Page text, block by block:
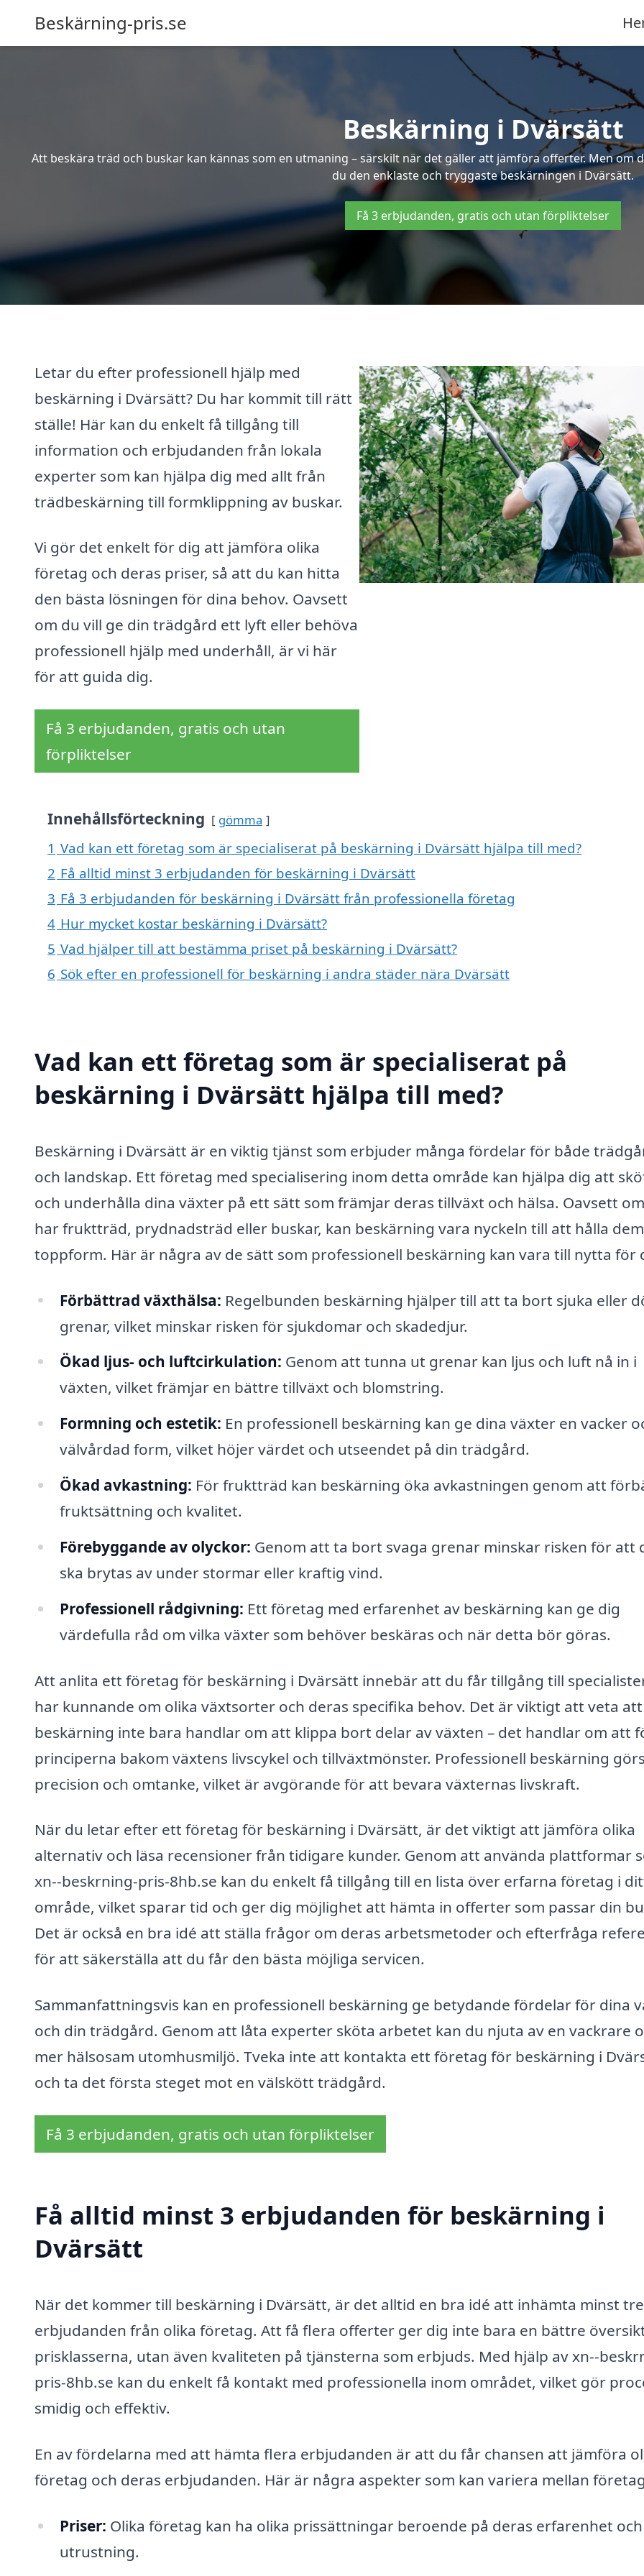
Beskärning-pris.se
Beskärning i Dvärsätt
Att beskära träd och buskar kan kännas som en utmaning – särskilt när det gäller att jämföra offerter. Men
du den enklaste och tryggaste beskärningen i Dvärsätt.
Få 3 erbjudanden, gratis och utan förpliktelser
Letar du efter professionell hjälp med
beskärning i Dvärsätt? Du har kommit till rätt
ställe! Här kan du enkelt få tillgång till
information och erbjudanden från lokala
experter som kan hjälpa dig med allt från
trädbeskärning till formklippning av buskar.
Vi gör det enkelt för dig att jämföra olika
företag och deras priser, så att du kan hitta
den bästa lösningen för dina behov. Oavsett
om du vill ge din trädgård ett lyft eller behöva
professionell hjälp med underhåll, är vi här
för att guida dig.
Få 3 erbjudanden, gratis och utan
förpliktelser
Innehållsförteckning gömma
1 Vad kan ett företag som är specialiserat på beskärning i Dvärsätt hjälpa till med?
2 Få alltid minst 3 erbjudanden för beskärning i Dvärsätt
3 Få 3 erbjudanden för beskärning i Dvärsätt från professionella företag
4 Hur mycket kostar beskärning i Dvärsätt?
5 Vad hjälper till att bestämma priset på beskärning i Dvärsätt?
6 Sök efter en professionell för beskärning i andra städer nära Dvärsätt
Vad kan ett företag som är specialiserat på
beskärning i Dvärsätt hjälpa till med?
Beskärning i Dvärsätt är en viktig tjänst som erbjuder många fördelar för både
och landskap. Ett företag med specialisering inom detta område kan hjälpa dig att
och underhålla dina växter på ett sätt som främjar deras tillväxt och hälsa. Oavsett
har fruktträd, prydnadsträd eller buskar, kan beskärning vara nyckeln till att hålla
toppform. Här är några av de sätt som professionell beskärning kan vara till nytta för
Förbättrad växthälsa: Regelbunden beskärning hjälper till att ta bort sjuka eller
grenar, vilket minskar risken för sjukdomar och skadedjur.
Ökad ljus- och luftcirkulation: Genom att tunna ut grenar kan ljus och luft nå in i
växten, vilket främjar en bättre tillväxt och blomstring.
Formning och estetik: En professionell beskärning kan ge dina växter en vacker
välvårdad form, vilket höjer värdet och utseendet på din trädgård.
Ökad avkastning: För fruktträd kan beskärning öka avkastningen genom att
fruktsättning och kvalitet.
Förebyggande av olyckor: Genom att ta bort svaga grenar minskar risken för att
ska brytas av under stormar eller kraftig vind.
Professionell rådgivning: Ett företag med erfarenhet av beskärning kan ge dig
värdefulla råd om vilka växter som behöver beskäras och när detta bör göras.
Att anlita ett företag för beskärning i Dvärsätt innebär att du får tillgång till
har kunnande om olika växtsorter och deras specifika behov. Det är viktigt att veta att
beskärning inte bara handlar om att klippa bort delar av växten – det handlar om att
principerna bakom växtens livscykel och tillväxtmönster. Professionell beskärning
precision och omtanke, vilket är avgörande för att bevara växternas livskraft.
När du letar efter ett företag för beskärning i Dvärsätt, är det viktigt att jämföra olika
alternativ och läsa recensioner från tidigare kunder. Genom att använda plattformar
xn--beskrning-pris-8hb.se kan du enkelt få tillgång till en lista över erfarna företag i
område, vilket sparar tid och ger dig möjlighet att hämta in offerter som passar din
Det är också en bra idé att ställa frågor om deras arbetsmetoder och efterfråga
för att säkerställa att du får den bästa möjliga servicen.
Sammanfattningsvis kan en professionell beskärning ge betydande fördelar för dina
och din trädgård. Genom att låta experter sköta arbetet kan du njuta av en vackrare
mer hälsosam utomhusmiljö. Tveka inte att kontakta ett företag för beskärning i
och ta det första steget mot en välskött trädgård.
Få 3 erbjudanden, gratis och utan förpliktelser
Få alltid minst 3 erbjudanden för beskärning i
Dvärsätt
När det kommer till beskärning i Dvärsätt, är det alltid en bra idé att inhämta minst
erbjudanden från olika företag. Att få flera offerter ger dig inte bara en bättre
prisklasserna, utan även kvaliteten på tjänsterna som erbjuds. Med hjälp av xn--
pris-8hb.se kan du enkelt få kontakt med professionella inom området, vilket gör
smidig och effektiv.
En av fördelarna med att hämta flera erbjudanden är att du får chansen att jämföra
företag och deras erbjudanden. Här är några aspekter som kan variera mellan
Priser: Olika företag kan ha olika prissättningar beroende på deras erfarenhet och
utrustning.